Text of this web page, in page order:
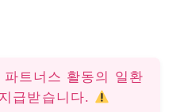
트너스 활동의 일환
급받습니다.